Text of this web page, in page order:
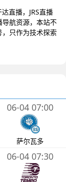
直播，JRS直播
航资源，本站不
只作为技术探索
06-04 07:00
萨尔瓦多
06-04 07:30